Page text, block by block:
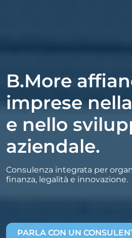
B.More
imprese
e nello
aziendale.
Consulenza integrata per
finanza, legalità e innovazione.
PARLA CON UN